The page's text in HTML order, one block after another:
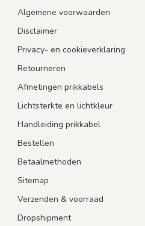
Algemene voorwaarden
Disclaimer
Privacy- en cookieverklaring
Retourneren
Afmetingen prikkabels
Lichtsterkte en lichtkleur
Handleiding prikkabel
Bestellen
Betaalmethoden
Sitemap
Verzenden & voorraad
Dropshipment